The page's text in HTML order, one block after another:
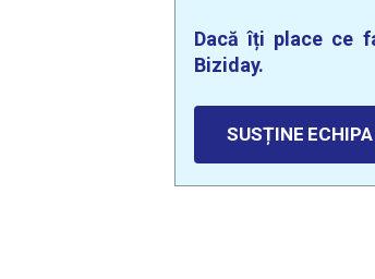
Dacă îți place ce
Biziday.
SUSȚINE